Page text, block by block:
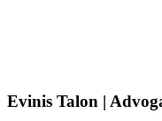
Evinis Talon |